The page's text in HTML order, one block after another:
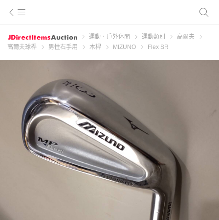
運動、戶外休閒 運動類別
高爾夫
高爾夫球桿
男性右手用 木桿 MIZUNO Flex SR